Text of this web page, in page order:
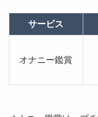
サービス
オナニー鑑賞